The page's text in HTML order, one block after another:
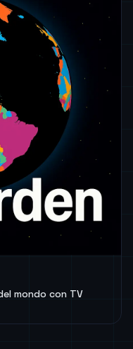
mondo con TV